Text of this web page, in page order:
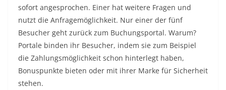
sofort angesprochen. Einer hat weitere Fragen und
nutzt die Anfragemöglichkeit. Nur einer der fünf
Besucher geht zurück zum Buchungsportal. Warum?
Portale binden ihr Besucher, indem sie zum Beispiel
die Zahlungsmöglichkeit schon hinterlegt haben,
Bonuspunkte bieten oder mit ihrer Marke für Sicherheit
stehen.